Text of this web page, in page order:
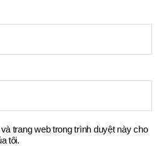
trang web trong trình duyệt này cho
tôi.